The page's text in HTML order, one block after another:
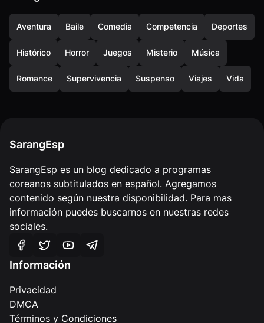
Aventura Baile Comedia Competencia Deportes
Histórico Horror Juegos Misterio Música
Romance Supervivencia Suspenso Viajes Vida
SarangEsp
SarangEsp es un blog dedicado a programas
coreanos subtitulados en español. Agregamos
contenido según nuestra disponibilidad. Para mas
información puedes buscarnos en nuestras redes
sociales.
Información
Privacidad
DMCA
Términos y Condiciones